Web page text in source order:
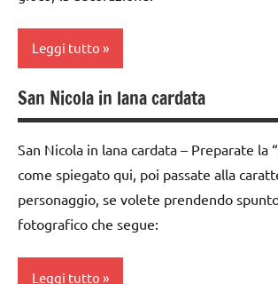
TUTTI GLI
PER ETA'
ARTICOLI
FESTE
lana
e feltro
Natale
presepe
TUTORIAL
Leggi tutto
4a
settimana
di
avvento
bambole
classe
4a
San Nicola in lana cardata
San Nicola in lana cardata – Preparate la
come spiegato qui, poi passate alla
personaggio, se volete prendendo
fotografico che segue:
Leggi tutto